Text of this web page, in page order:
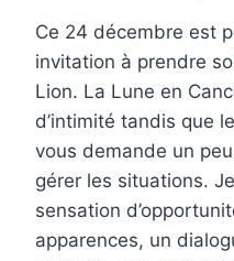
Ce 24 décembre est
invitation à prendre
Lion. La Lune en
d’intimité tandis que
vous demande un
gérer les situations.
sensation
apparences, un